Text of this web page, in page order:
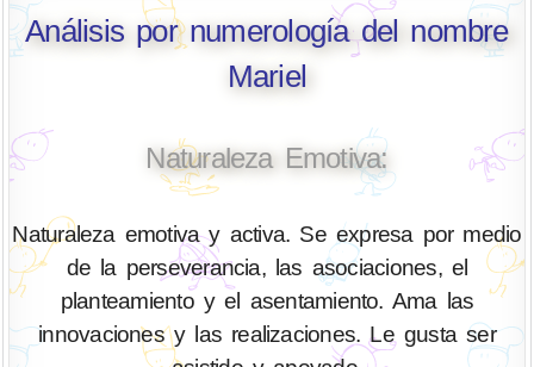
Análisis por numerología del nombre
Mariel
Naturaleza Emotiva:
Naturaleza emotiva y activa. Se expresa por medio
de la perseverancia, las asociaciones, el
planteamiento y el asentamiento. Ama las
innovaciones y las realizaciones. Le gusta ser